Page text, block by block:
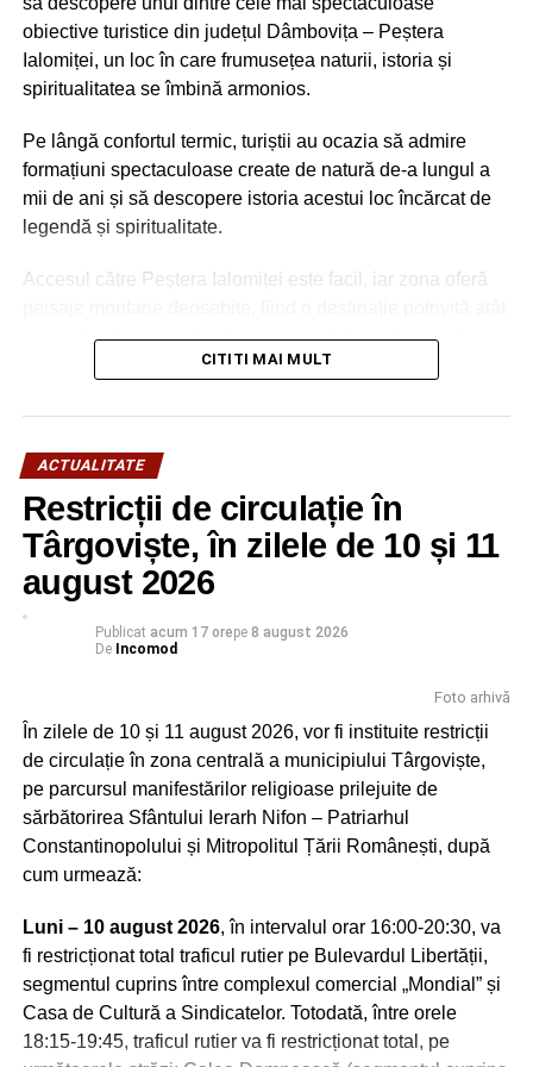
Alertă de Febră Aftoasă! Măsuri dispuse pentru
următoarele 30 de zile
obiective turistice din județul Dâmbovița – Peștera
Ialomiței, un loc în care frumusețea naturii, istoria și
spiritualitatea se îmbină armonios.
Pe lângă confortul termic, turiștii au ocazia să admire
formațiuni spectaculoase create de natură de-a lungul a
mii de ani și să descopere istoria acestui loc încărcat de
legendă și spiritualitate.
Accesul către Peștera Ialomiței este facil, iar zona oferă
pentru familii cu copii, cât și pentru iubitorii de natură,
drumeție și patrimoniu.
Peştera Ialomiţei este situată în localitatea Moroeni,
judetul Dâmboviţa, pe versantul drept al Cheilor Ialomiţei,
la o altitudine de 1.660 m, scobită în calcarele jurasice ale
Muntelui Bătrâna. Numele acesteia vine de la râul
Ialomiţa, care izvorăşte la 10 km distanţă din circul glaciar
numit Obârşia Ialomiţei, situată sub Vârful Găvanele
(2.479 m), aflat la 600 m de Vârful Omu şi la o distanţă
mai mică de Vârful Ocolit, numit şi Bucura Dumbravă.
Încărcătura deosebită a acestor locuri i-a atras de-a lungul
timpului atât pe daci, cât şi pe primii creştini, călugării,
care se aflau în căutarea însingurării şi a unui loc de
CITITI MAI MULT
ACTUALITATE
Restricții de circulație în
Târgoviște, în zilele de 10 și 11
august 2026
Publicat acum 17 orepe 8 august 2026
De Incomod
Foto arhivă
În zilele de 10 și 11 august 2026, vor fi instituite restricții
de circulație în zona centrală a municipiului Târgoviște,
pe parcursul manifestărilor religioase prilejuite de
sărbătorirea Sfântului Ierarh Nifon – Patriarhul
Constantinopolului și Mitropolitul Țării Românești, după
cum urmează:
Luni – 10 august 2026, în intervalul orar 16:00-20:30, va
fi restricționat total traficul rutier pe Bulevardul Libertății,
segmentul cuprins între complexul comercial „Mondial” și
Casa de Cultură a Sindicatelor. Totodată, între orele
18:15-19:45, traficul rutier va fi restricționat total, pe